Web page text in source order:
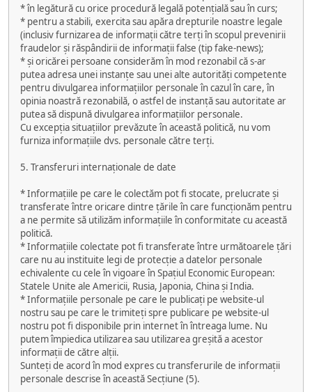
* în legătură cu orice procedură legală potențială sau în curs;
* pentru a stabili, exercita sau apăra drepturile noastre legale
(inclusiv furnizarea de informații către terți în scopul prevenirii
fraudelor și răspândirii de informații false (tip fake-news);
* și oricărei persoane considerăm în mod rezonabil că s-ar
putea adresa unei instanțe sau unei alte autorități competente
pentru divulgarea informațiilor personale în cazul în care, în
opinia noastră rezonabilă, o astfel de instanță sau autoritate ar
putea să dispună divulgarea informațiilor personale.
Cu excepția situațiilor prevăzute în această politică, nu vom
furniza informațiile dvs. personale către terți.
5. Transferuri internaționale de date
* Informațiile pe care le colectăm pot fi stocate, prelucrate și
transferate între oricare dintre țările în care funcționăm pentru
a ne permite să utilizăm informațiile în conformitate cu această
politică.
* Informațiile colectate pot fi transferate între următoarele țări
care nu au instituite legi de protecție a datelor personale
echivalente cu cele în vigoare în Spațiul Economic European:
Statele Unite ale Americii, Rusia, Japonia, China și India.
* Informațiile personale pe care le publicați pe website-ul
nostru sau pe care le trimiteți spre publicare pe website-ul
nostru pot fi disponibile prin internet în întreaga lume. Nu
putem împiedica utilizarea sau utilizarea greșită a acestor
informații de către alții.
Sunteți de acord în mod expres cu transferurile de informații
personale descrise în această Secțiune (5).